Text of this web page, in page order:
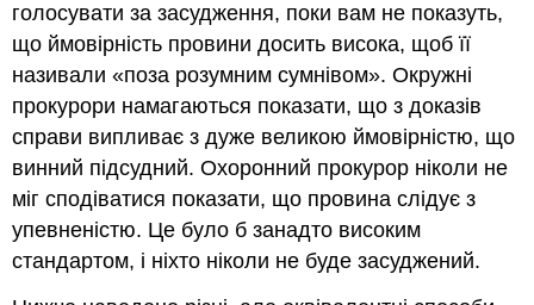
голосувати за засудження, поки вам не показуть,
що ймовірність провини досить висока, щоб її
називали «поза розумним сумнівом». Окружні
прокурори намагаються показати, що з доказів
справи випливає з дуже великою ймовірністю, що
винний підсудний. Охоронний прокурор ніколи не
міг сподіватися показати, що провина слідує з
упевненістю. Це було б занадто високим
стандартом, і ніхто ніколи не буде засуджений.